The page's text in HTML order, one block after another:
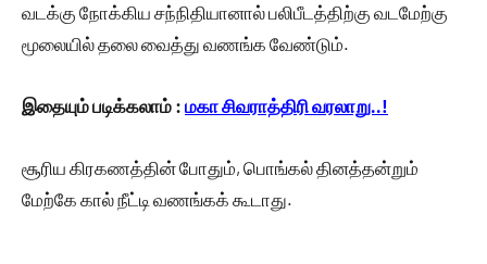
வடக்கு நோக்கிய சந்நிதியானால் பலிபீடத்திற்கு வடமேற்கு
மூலையில் தலை வைத்து வணங்க வேண்டும்.
இதையும் படிக்கலாம் : மகா சிவராத்திரி வரலாறு..!
சூரிய கிரகணத்தின் போதும், பொங்கல் தினத்தன்றும்
மேற்கே கால் நீட்டி வணங்கக் கூடாது.